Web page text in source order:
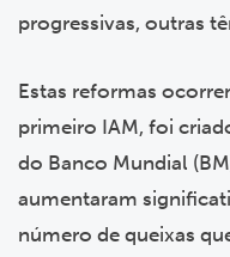
progressivas, outras
Estas reformas
primeiro IAM, foi
do Banco Mundial
aumentaram
número de queixas